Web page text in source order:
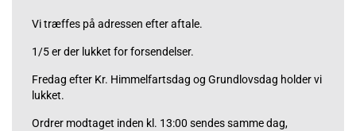
Vi træffes på adressen efter aftale.
1/5 er der lukket for forsendelser.
Fredag efter Kr. Himmelfartsdag og Grundlovsdag holder vi
lukket.
Ordrer modtaget inden kl. 13:00 sendes samme dag,